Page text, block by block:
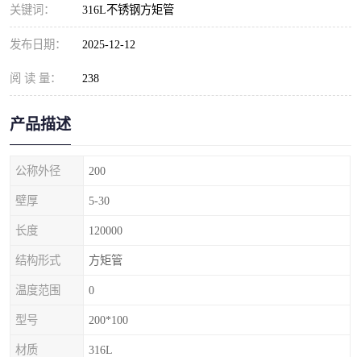
关键词： 316L不锈钢方矩管
发布日期： 2025-12-12
阅 读 量： 238
产品描述
公称外径 200
壁厚 5-30
长度 120000
结构形式 方矩管
温度范围 0
型号 200*100
材质 316L